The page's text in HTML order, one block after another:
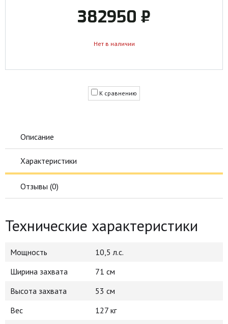
382950 ₽
Нет в наличии
К сравнению
Описание
Характеристики
Отзывы (0)
Технические характеристики
Мощность
10,5 л.с.
Ширина захвата
71 см
Высота захвата
53 см
Вес
127 кг